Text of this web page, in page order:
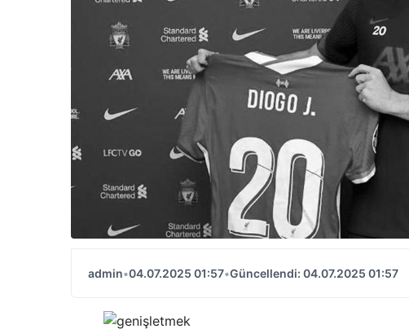
admin•04.07.2025 01:57•Güncellendi: 04.07.2025 01:57